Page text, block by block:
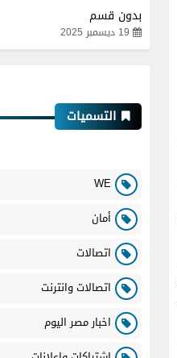
بدون قسم
19 ديسمبر 2025
التسميات
WE
أمان
اتصالات
اتصالات وانترنت
اخبار مصر اليوم